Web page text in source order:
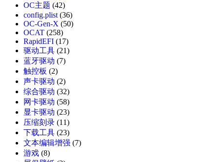
OC主题 (42)
config.plist(36)
OC-Gen-X (50)
OCAT (258)
RapidEFI (17)
驱动工具 (21)
蓝牙驱动 (7)
触控板 (2)
声卡驱动 (2)
综合驱动 (32)
网卡驱动 (58)
显卡驱动 (23)
压缩刻录 (11)
下载工具 (23)
文本编辑增强 (7)
游戏 (8)